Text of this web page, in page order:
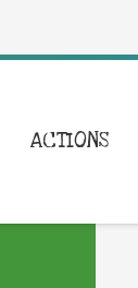
ACTIONS